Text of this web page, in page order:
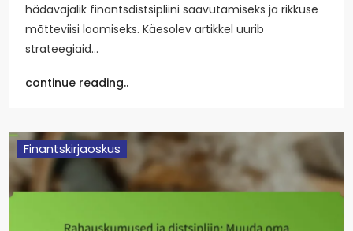
hädavajalik finantsdistsipliini saavutamiseks ja rikkuse
mõtteviisi loomiseks. Käesolev artikkel uurib
strateegiaid…
continue reading..
Finantskirjaoskus